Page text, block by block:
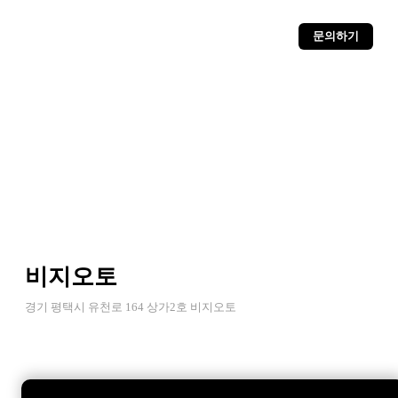
문의하기
비지오토
경기 평택시 유천로 164 상가2호 비지오토